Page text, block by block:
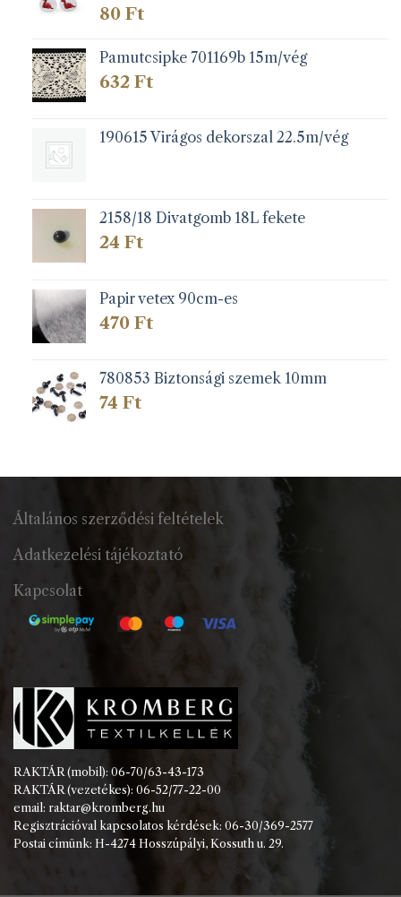
80 Ft
Pamutcsipke 701169b 15m/vég
632 Ft
190615 Virágos dekorszal 22.5m/vég
2158/18 Divatgomb 18L fekete
24 Ft
Papir vetex 90cm-es
470 Ft
780853 Biztonsági szemek 10mm
74 Ft
Általános szerződési feltételek
Adatkezelési tájékoztató
Kapcsolat
RAKTÁR (mobil): 06-70/63-43-173
RAKTÁR (vezetékes): 06-52/77-22-00
email: raktar@kromberg.hu
Regisztrációval kapcsolatos kérdések: 06-30/369-2577
Postai címünk: H-4274 Hosszúpályi, Kossuth u. 29.